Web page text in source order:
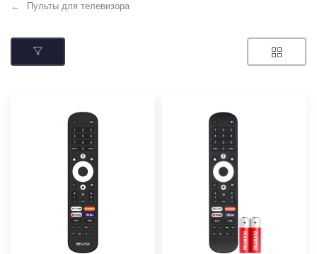
Пульты для телевизора